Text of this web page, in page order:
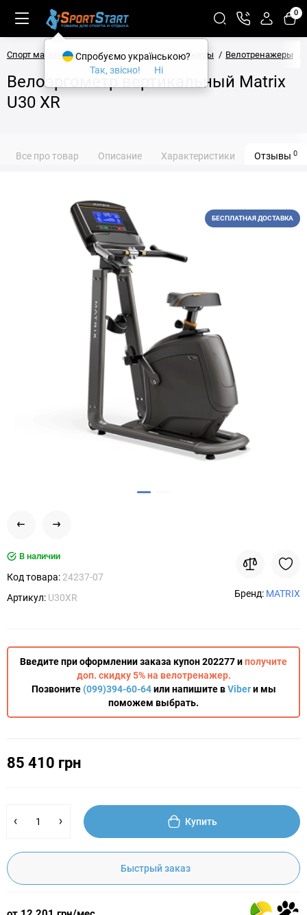
0
Спорт магазин SPORTSTART Кардиотренажеры Велотренажеры
Велоэргометр вертикальный Matrix
U30 XR
Все про товар Описание Характеристики Отзывы 0
БЕСПЛАТНАЯ ДОСТАВКА
В наличии
Код товара: 24237-07
Артикул: U30XR Бренд: MATRIX
Введите при оформлении заказа купон 202277 иполучите
доп. скидку 5% на велотренажер.
Позвоните(099)394-60-64или напишите вViberи мы
поможем выбрать.
85 410 грн
Купить
Быстрый заказ
Спробуємо українською?
Так, звісно!
Ні